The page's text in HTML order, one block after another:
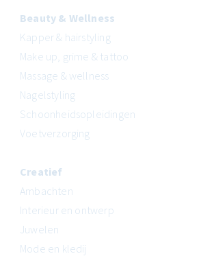
Beauty & Wellness
Kapper & hairstyling
Make up, grime & tattoo
Massage & wellness
Nagelstyling
Schoonheidsopleidingen
Voetverzorging
Creatief
Ambachten
Interieur en ontwerp
Juwelen
Mode en kledij